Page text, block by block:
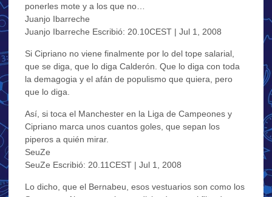
ponerles mote y a los que no…
Juanjo Ibarreche
Juanjo Ibarreche Escribió: 20.10CEST | Jul 1, 2008
Si Cipriano no viene finalmente por lo del tope salarial,
que se diga, que lo diga Calderón. Que lo diga con toda
la demagogia y el afán de populismo que quiera, pero
que lo diga.
Así, si toca el Manchester en la Liga de Campeones y
Cipriano marca unos cuantos goles, que sepan los
piperos a quién mirar.
SeuZe
SeuZe Escribió: 20.11CEST | Jul 1, 2008
Lo dicho, que el Bernabeu, esos vestuarios son como los